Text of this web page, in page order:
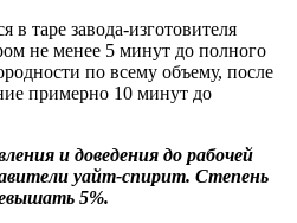
в таре завода-изготовителя
не менее 5 минут до полного
по всему объему, после
примерно 10 минут до
и доведения до рабочей
уайт-спирит. Степень
5%.